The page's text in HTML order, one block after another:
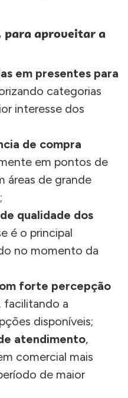
para aproveitar a
em presentes para
categorias
interesse dos
de compra
em pontos de
áreas de grande
qualidade dos
é o principal
no momento da
forte percepção
facilitando a
disponíveis;
atendimento,
comercial mais
de maior